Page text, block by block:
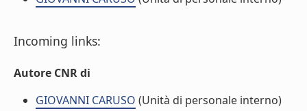
Incoming links:
Autore CNR di
GIOVANNI CARUSO (Unità di personale interno)